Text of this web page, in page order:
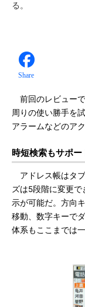
る。
Share
前回のレビュー
周りの使い勝手を
アラームなどのア
時短検索もサポ
アドレス帳はタ
ズは5段階に変更
示が可能だ。方向
移動、数字キーで
体系もここまでは一